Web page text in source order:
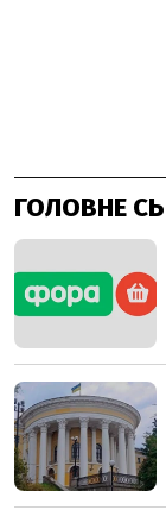
ГОЛОВНЕ